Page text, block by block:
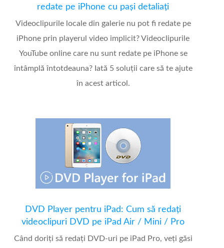
redate pe iPhone cu pași detaliați
Videoclipurile locale din galerie nu pot fi redate pe
iPhone prin playerul video implicit? Videoclipurile
YouTube online care nu sunt redate pe iPhone se
întâmplă întotdeauna? Iată 5 soluții care să te ajute
în acest articol.
DVD Player pentru iPad: Cum să redați
videoclipuri DVD pe iPad Air / Mini / Pro
Când doriți să redați DVD-uri pe iPad Pro, veți găsi